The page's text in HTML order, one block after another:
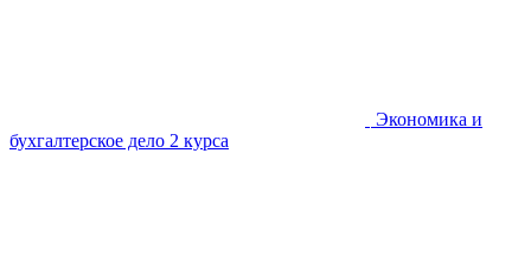
Экономика и
бухгалтерское дело 2 курса